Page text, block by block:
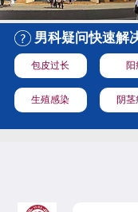
男科疑问快速解
包皮过长 阳
生殖感染 阴